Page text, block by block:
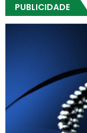
PUBLICIDADE